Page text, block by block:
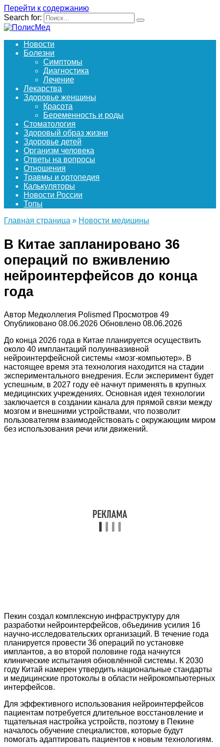
Перейти к содержанию
Search for:
Новости
Болезни
Симптомы
Диагностика
Лечение
Лекарства
Здоровье женщины
Красота
Беременность и роды
Стоматология
Здоровый образ жизни
Здоровье детей
Организм человека
Ответы на вопросы
Отношения
Травмы и ортопедия
Калькуляторы
Новости России
Топы
Главная страница » Новости медицины
В Китае запланировано 36
операций по вживлению
нейроинтерфейсов до конца
года
Автор Медколлегия Polismed Просмотров 49
Опубликовано 08.06.2026 Обновлено 08.06.2026
До конца 2026 года в Китае планируется осуществить
около 40 имплантаций полуинвазивной
нейроинтерфейсной системы «мозг-компьютер». В
настоящее время эта технология находится на стадии
экспериментального внедрения. Если эксперимент будет
успешным, в 2027 году её начнут применять в крупных
медицинских учреждениях. Основная идея технологии
заключается в создании канала для прямой связи между
мозгом и внешними устройствами, что позволит
пользователям взаимодействовать с окружающим миром
без использования речи или движений.
Пекин создал комплексную инфраструктуру для
разработки нейроинтерфейсов, объединив усилия 16
научно-исследовательских организаций. В течение года
планируется провести 36 операций по установке
имплантов, а во второй половине года начнутся
клинические испытания обновлённой системы. К 2030
году Китай намерен утвердить национальные стандарты
и медицинские протоколы в области нейрокомпьютерных
интерфейсов.
Для эффективного использования нейроинтерфейсов
пациентам потребуется длительное восстановление и
тщательная настройка устройств, поэтому в Пекине
началось обучение специалистов, которые будут
помогать адаптировать пациентов к новым технологиям.